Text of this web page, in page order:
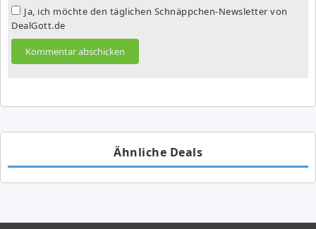
Ja, ich möchte den täglichen Schnäppchen-Newsletter von
DealGott.de
Ähnliche Deals